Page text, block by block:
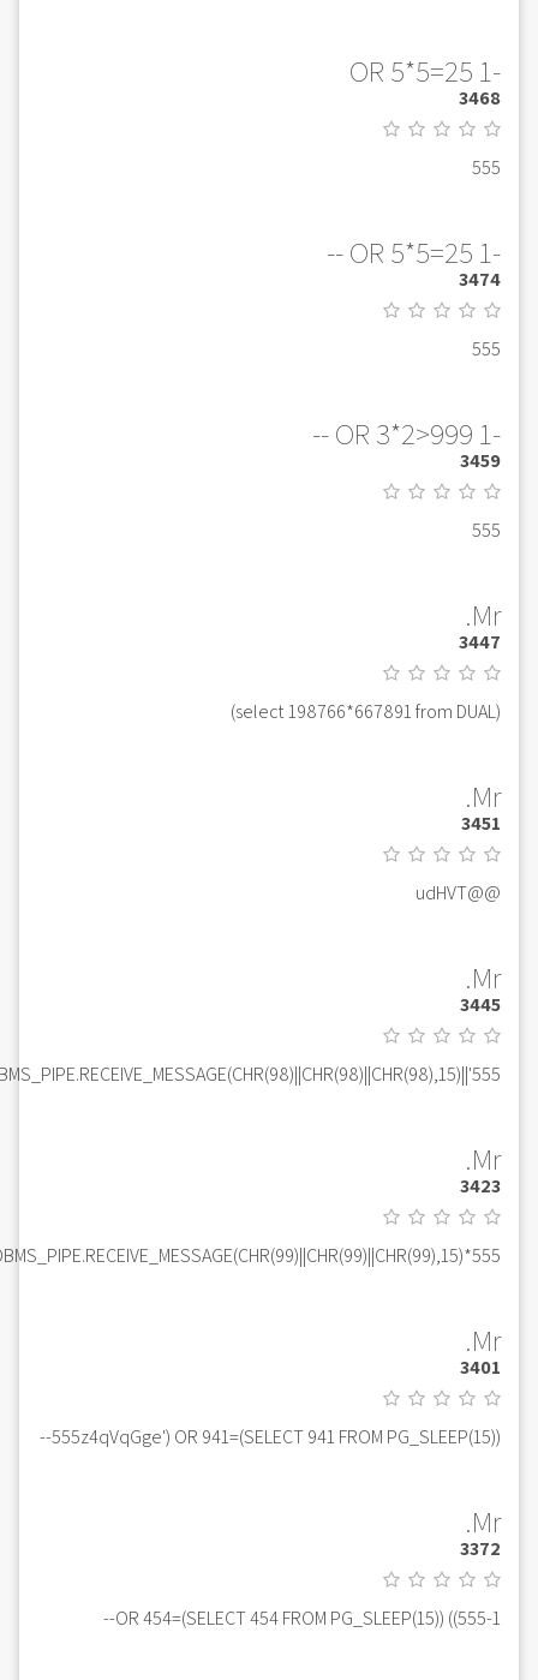
-1 OR 5*5=25
3468
555
-1 OR 5*5=25 --
3474
555
-1 OR 3*2>999 --
3459
555
Mr.
3447
(select 198766*667891 from DUAL)
Mr.
3451
@@udHVT
Mr.
3445
555'||DBMS_PIPE.RECEIVE_MESSAGE(CHR(98)||CHR(98)||CHR(98),15)||'
Mr.
3423
555*DBMS_PIPE.RECEIVE_MESSAGE(CHR(99)||CHR(99)||CHR(99),15)
Mr.
3401
555z4qVqGge') OR 941=(SELECT 941 FROM PG_SLEEP(15))--
Mr.
3372
555-1)) OR 454=(SELECT 454 FROM PG_SLEEP(15))--